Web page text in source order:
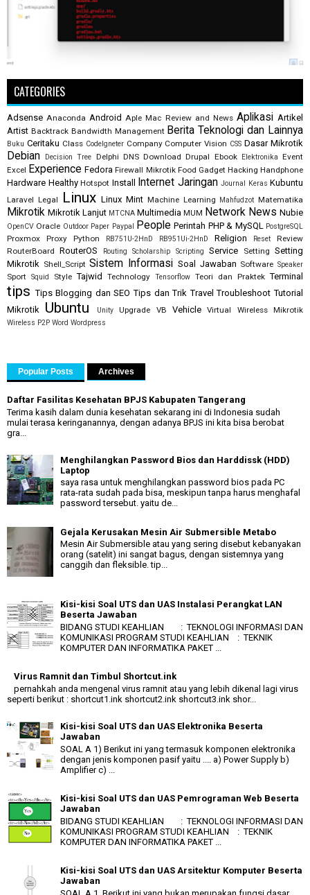
CATEGORIES
Adsense Anaconda Android Aple Mac Review and News Aplikasi Artikel
Artist Backtrack Bandwidth Management Berita Teknologi dan Lainnya
Buku Ceritaku Class CodeIgneter Company Computer Vision CSS Dasar Mikrotik
Debian Decision Tree Delphi DNS Download Drupal Ebook Elektronika Event
Excel Experience Fedora Firewall Mikrotik Food Gadget Hacking Handphone
Hardware Healthy Hotspot Install Internet Jaringan Journal Keras Kubuntu
Laravel Legal Linux Linux Mint Machine Learning Mahfudzot Matematika
Mikrotik Mikrotik Lanjut MTCNA Multimedia MUM Network News Nubie
OpenCV Oracle Outdoor Paper Paypal People Perintah PHP & MySQL PostgreSQL
Proxmox Proxy Python RB751U-2HnD RB951Ui-2HnD Religion Reset
Review
RouterBoard
RouterOS Routing Scholarship Scripting Service Setting Setting
Mikrotik Shell_Script Sistem Informasi Soal Jawaban Software Speaker
Sport Squid Style Tajwid Technology Tensorflow Teori dan Praktek Terminal
tips Tips Blogging dan SEO Tips dan Trik Travel Troubleshoot Tutorial
Mikrotik
Ubuntu Unity Upgrade VB Vehicle Virtual Wireless Mikrotik
Wireless P2P Word Wordpress
Popular Posts Archives
Daftar Fasilitas Kesehatan BPJS Kabupaten Tangerang
Terima kasih dalam dunia kesehatan sekarang ini di Indonesia sudah
mulai terasa keringanannya, dengan adanya BPJS ini kita bisa berobat
gra...
Menghilangkan Password Bios dan Harddissk (HDD)
Laptop
saya rasa untuk menghilangkan password bios pada PC
rata-rata sudah pada bisa, meskipun tanpa harus menghafal
password tersebut. yaitu de...
Gejala Kerusakan Mesin Air Submersible Metabo
Mesin Air Submersible atau yang sering disebut kebanyakan
orang (satelit) ini sangat bagus, dengan sistemnya yang
canggih dan fleksible. tip...
Kisi-kisi Soal UTS dan UAS Instalasi Perangkat LAN
Beserta Jawaban
BIDANG STUDI KEAHLIAN : TEKNOLOGI INFORMASI DAN
KOMUNIKASI PROGRAM STUDI KEAHLIAN : TEKNIK
KOMPUTER DAN INFORMATIKA PAKET ...
Virus Ramnit dan Timbul Shortcut.ink
pernahkah anda mengenal virus ramnit atau yang lebih dikenal lagi virus
seperti berikut : shortcut1.ink shortcut2.ink shortcut3.ink shor...
Kisi-kisi Soal UTS dan UAS Elektronika Beserta
Jawaban
SOAL A 1) Berikut ini yang termasuk komponen elektronika
dengan jenis komponen pasif yaitu .... a) Power Supply b)
Amplifier c) ...
Kisi-kisi Soal UTS dan UAS Pemrograman Web Beserta
Jawaban
BIDANG STUDI KEAHLIAN : TEKNOLOGI INFORMASI DAN
KOMUNIKASI PROGRAM STUDI KEAHLIAN : TEKNIK
KOMPUTER DAN INFORMATIKA PAKET ...
Kisi-kisi Soal UTS dan UAS Arsitektur Komputer Beserta
Jawaban